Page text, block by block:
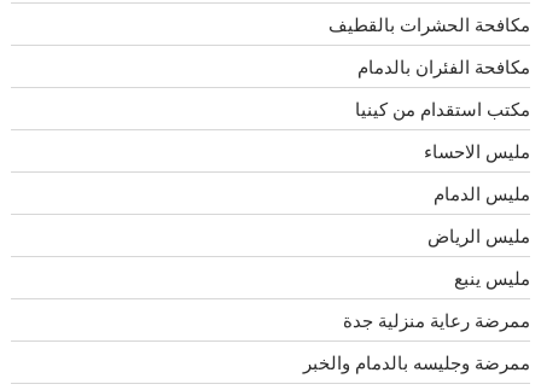
مكافحة الحشرات بالقطيف
مكافحة الفئران بالدمام
مكتب استقدام من كينيا
مليس الاحساء
مليس الدمام
مليس الرياض
مليس ينبع
ممرضة رعاية منزلية جدة
ممرضة وجليسه بالدمام والخبر